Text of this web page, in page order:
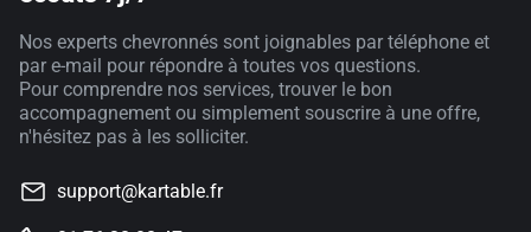
Nos experts chevronnés sont joignables par téléphone et
par e-mail pour répondre à toutes vos questions.
Pour comprendre nos services, trouver le bon
accompagnement ou simplement souscrire à une offre,
n'hésitez pas à les solliciter.
support@kartable.fr